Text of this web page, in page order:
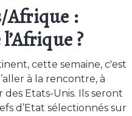
Afrique :
?
cette semaine, c'est
à la rencontre, à
Etats-Unis. Ils seront
d’Etat sélectionnés sur